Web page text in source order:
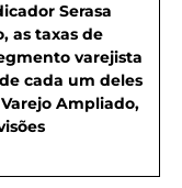
Serasa
as taxas de
varejista
cada um deles
Ampliado,